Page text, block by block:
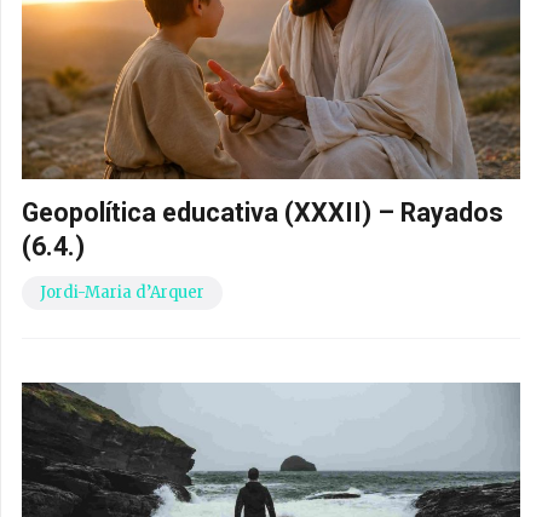
Geopolítica educativa (XXXII) – Rayados
(6.4.)
Jordi-Maria d’Arquer